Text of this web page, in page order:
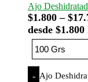
Ajo
$1.800 – $
desde
- Ajo